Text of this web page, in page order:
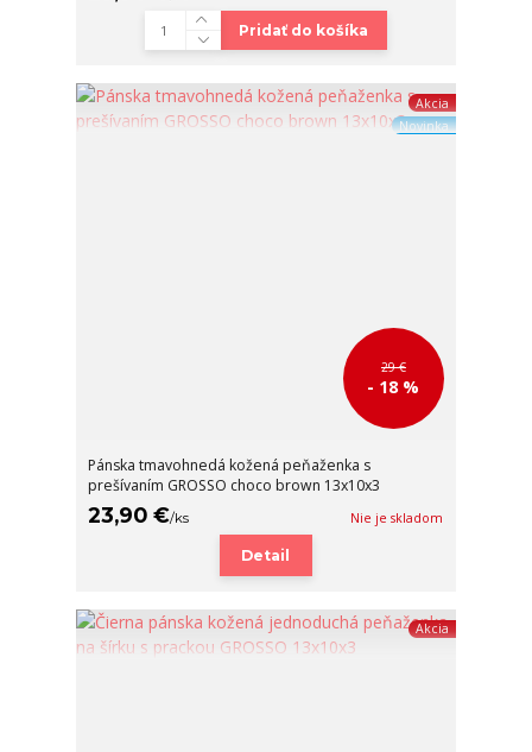
Pridať do košíka
Akcia
Novinka
29 €
- 18 %
Pánska tmavohnedá kožená peňaženka s
prešívaním GROSSO choco brown 13x10x3
23,90 €/ks Nie je skladom
Detail
Akcia